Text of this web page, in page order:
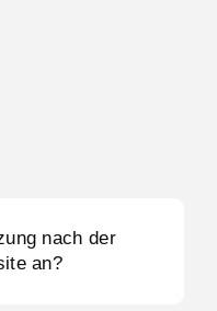
nach der
an?